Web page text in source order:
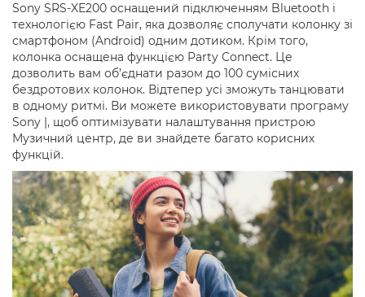
Sony SRS-XE200 оснащений підключенням Bluetooth і
технологією Fast Pair, яка дозволяє сполучати колонку зі
смартфоном (Android) одним дотиком. Крім того,
колонка оснащена функцією Party Connect. Це
дозволить вам об’єднати разом до 100 сумісних
бездротових колонок. Відтепер усі зможуть танцювати
в одному ритмі. Ви можете використовувати програму
Sony |, щоб оптимізувати налаштування пристрою
Музичний центр, де ви знайдете багато корисних
функцій.